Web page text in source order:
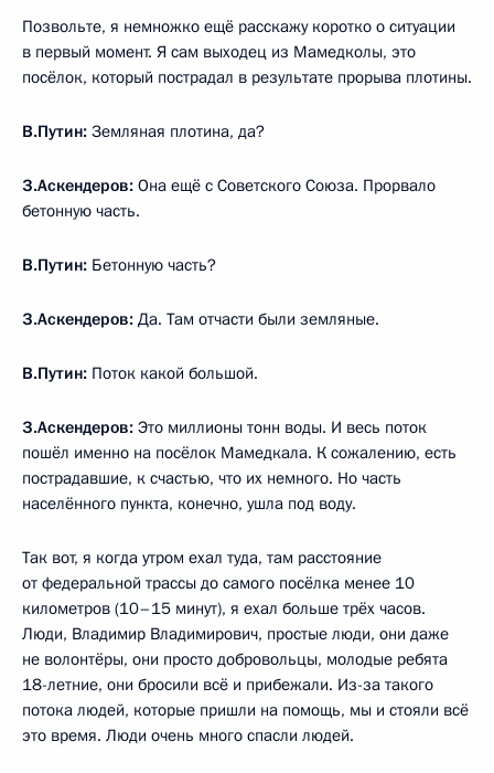
Позвольте, я немножко ещё расскажу коротко о ситуации
в первый момент. Я сам выходец из Мамедколы, это
посёлок, который пострадал в результате прорыва плотины.
В.Путин: Земляная плотина, да?
З.Аскендеров: Она ещё с Советского Союза. Прорвало
бетонную часть.
В.Путин: Бетонную часть?
З.Аскендеров: Да. Там отчасти были земляные.
В.Путин: Поток какой большой.
З.Аскендеров: Это миллионы тонн воды. И весь поток
пошёл именно на посёлок Мамедкала. К сожалению, есть
пострадавшие, к счастью, что их немного. Но часть
населённого пункта, конечно, ушла под воду.
Так вот, я когда утром ехал туда, там расстояние
от федеральной трассы до самого посёлка менее 10
километров (10–15 минут), я ехал больше трёх часов.
Люди, Владимир Владимирович, простые люди, они даже
не волонтёры, они просто добровольцы, молодые ребята
18-летние, они бросили всё и прибежали. Из-за такого
потока людей, которые пришли на помощь, мы и стояли всё
это время. Люди очень много спасли людей.